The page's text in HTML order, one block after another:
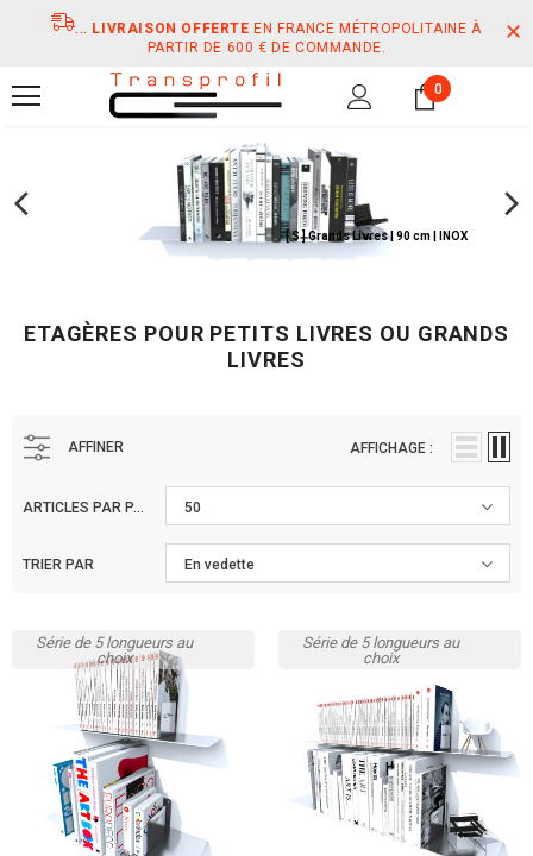
... LIVRAISON OFFERTE EN FRANCE MÉTROPOLITAINE À
PARTIR DE 600 € DE COMMANDE.
0
[ M ] Petits Livres | 1,20 | RAL 3020
ETAGÈRES POUR PETITS LIVRES OU GRANDS
LIVRES
AFFINER AFFICHAGE :
ARTICLES PAR PAGE 50
TRIER PAR En vedette
Série de 5 longueurs au
choix
Série de 5 longueurs au
choix